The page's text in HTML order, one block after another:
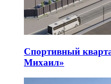
Спортивный
Михаил»